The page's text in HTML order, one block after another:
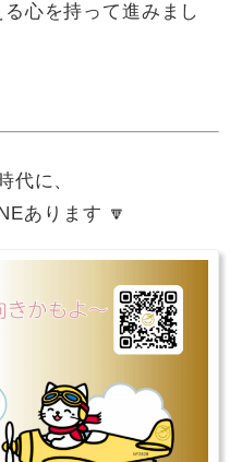
心を持って進みまし
代に、
あります 🔽